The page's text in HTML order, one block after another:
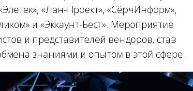
«Лан-Проект», «СёрчИнформ»,
и «Эккаунт-Бест». Мероприятие
и представителей вендоров, став
знаниями и опытом в этой сфере.